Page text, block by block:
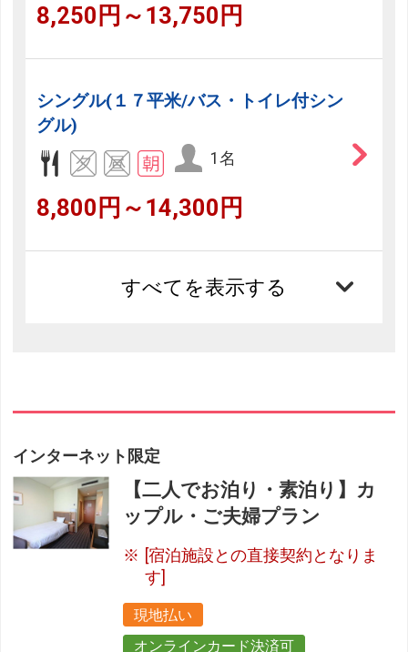
8,250円～13,750円
シングル(１７平米/バス・トイレ付シン
グル)
1名
8,800円～14,300円
すべてを表示する
インターネット限定
【二人でお泊り・素泊り】カ
ップル・ご夫婦プラン
[宿泊施設との直接契約となりま
す]
現地払い
オンラインカード決済可